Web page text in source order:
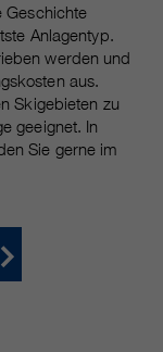
Geschichte
Anlagentyp.
werden und
aus.
Skigebieten zu
geeignet. In
Sie gerne im
Google
zu
Sie in